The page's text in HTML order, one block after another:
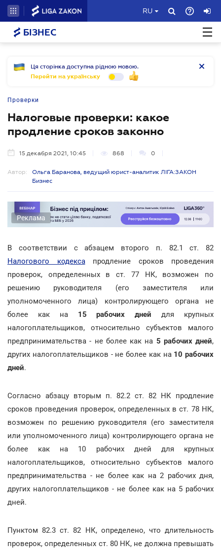
RU
БІЗНЕС
Ця сторінка доступна рідною мовою.
Перейти на українську
Проверки
Налоговые проверки: какое
продление сроков законно
15 декабря 2021, 10:45 868 0
Автор:
Ольга Баранова, ведущий юрист-аналитик ЛІГА:ЗАКОН
Бизнес
Реклама
В соответствии с абзацем второго п. 82.1 ст. 82
Налогового кодексапродление сроков проведения
проверок, определенных в ст. 77 НК, возможен по
решению руководителя (его заместителя или
уполномоченного лица) контролирующего органа не
более как на 15 рабочих дней для крупных
налогоплательщиков, относительно субъектов малого
предпринимательства - не более как на 5 рабочих дней,
других налогоплательщиков - не более как на 10 рабочих
дней.
Согласно абзацу вторым п. 82.2 ст. 82 НК продление
сроков проведения проверок, определенных в ст. 78 НК,
возможен по решению руководителя (его заместителя
или уполномоченного лица) контролирующего органа не
более как на 10 рабочих дней для крупных
налогоплательщиков, относительно субъектов малого
предпринимательства - не более как на 2 рабочих дня,
других налогоплательщиков - не более как на 5 рабочих
дней.
Пунктом 82.3 ст. 82 НК, определено, что длительность
проверок, определенных ст. 80 НК, не должна превышать